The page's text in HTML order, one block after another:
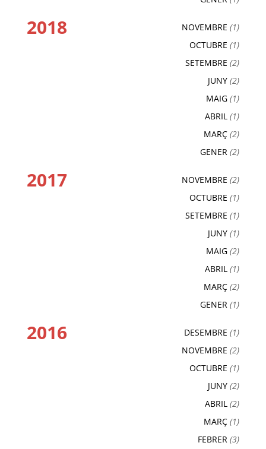
2018 NOVEMBRE (1)
OCTUBRE (1)
SETEMBRE (2)
JUNY (2)
MAIG (1)
ABRIL (1)
MARÇ (2)
GENER (2)
2017 NOVEMBRE (2)
OCTUBRE (1)
SETEMBRE (1)
JUNY (1)
MAIG (2)
ABRIL (1)
MARÇ (2)
GENER (1)
2016 DESEMBRE (1)
NOVEMBRE (2)
OCTUBRE (1)
JUNY (2)
ABRIL (2)
MARÇ (1)
FEBRER (3)